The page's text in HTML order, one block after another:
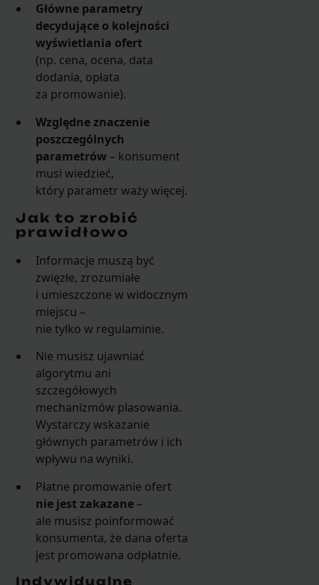
Główne parametry
decydujące o kolejności
wyświetlania ofert
(np. cena, ocena, data
dodania, opłata
za promowanie).
Względne znaczenie
poszczególnych
parametrów – konsument
musi wiedzieć,
który parametr waży więcej.
Jak to zrobić
prawidłowo
Informacje muszą być
zwięzłe, zrozumiałe
i umieszczone w widocznym
miejscu –
nie tylko w regulaminie.
Nie musisz ujawniać
algorytmu ani
szczegółowych
mechanizmów plasowania.
Wystarczy wskazanie
głównych parametrów i ich
wpływu na wyniki.
Płatne promowanie ofert
nie jest zakazane –
ale musisz poinformować
konsumenta, że dana oferta
jest promowana odpłatnie.
Indywidualne